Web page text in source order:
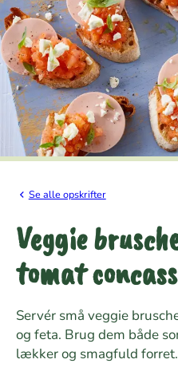
Se alle opskrifter
Veggie
tomat
Servér små veggie
og feta. Brug dem både
lækker og smagfuld forret.